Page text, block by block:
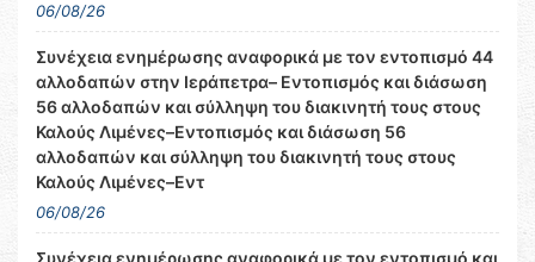
06/08/26
Συνέχεια ενημέρωσης αναφορικά με τον εντοπισμό 44
αλλοδαπών στην Ιεράπετρα– Εντοπισμός και διάσωση
56 αλλοδαπών και σύλληψη του διακινητή τους στους
Καλούς Λιμένες–Εντοπισμός και διάσωση 56
αλλοδαπών και σύλληψη του διακινητή τους στους
Καλούς Λιμένες–Εντ
06/08/26